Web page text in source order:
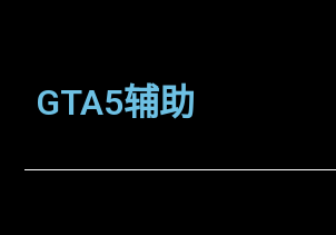
GTA5辅助